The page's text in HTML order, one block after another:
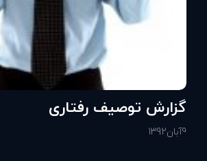
گزارش توصيف رفتاری
9آبان1392